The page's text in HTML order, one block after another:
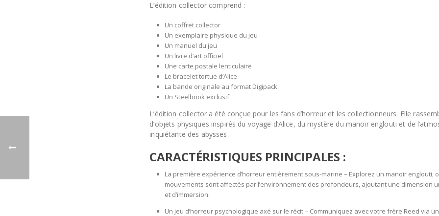
L’édition collector comprend :
Un coffret collector
Un exemplaire physique du jeu
Un manuel du jeu
Un livre d’art officiel
Une carte postale lenticulaire
Le bracelet tortue d’Alice
La bande originale au format Digipack
Un Steelbook exclusif
L’édition collector a été conçue pour les fans d’horreur et les collectionneurs. Elle
d’objets physiques inspirés du voyage d’Alice, du mystère du manoir englouti et de
inquiétante des abysses.
CARACTÉRISTIQUES PRINCIPALES :
La première expérience d’horreur entièrement sous-marine – Explorez un manoir englouti,
mouvements sont affectés par l’environnement des profondeurs, ajoutant une dimension
et d’immersion.
Un jeu d’horreur psychologique axé sur le récit – Communiquez avec votre frère Reed via